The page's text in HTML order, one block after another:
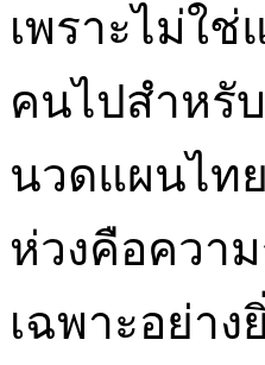
เพราะไม่ใ
คนไปสำหรั
นวดแผนไท
ห่วงคือควา
เฉพาะอย่า